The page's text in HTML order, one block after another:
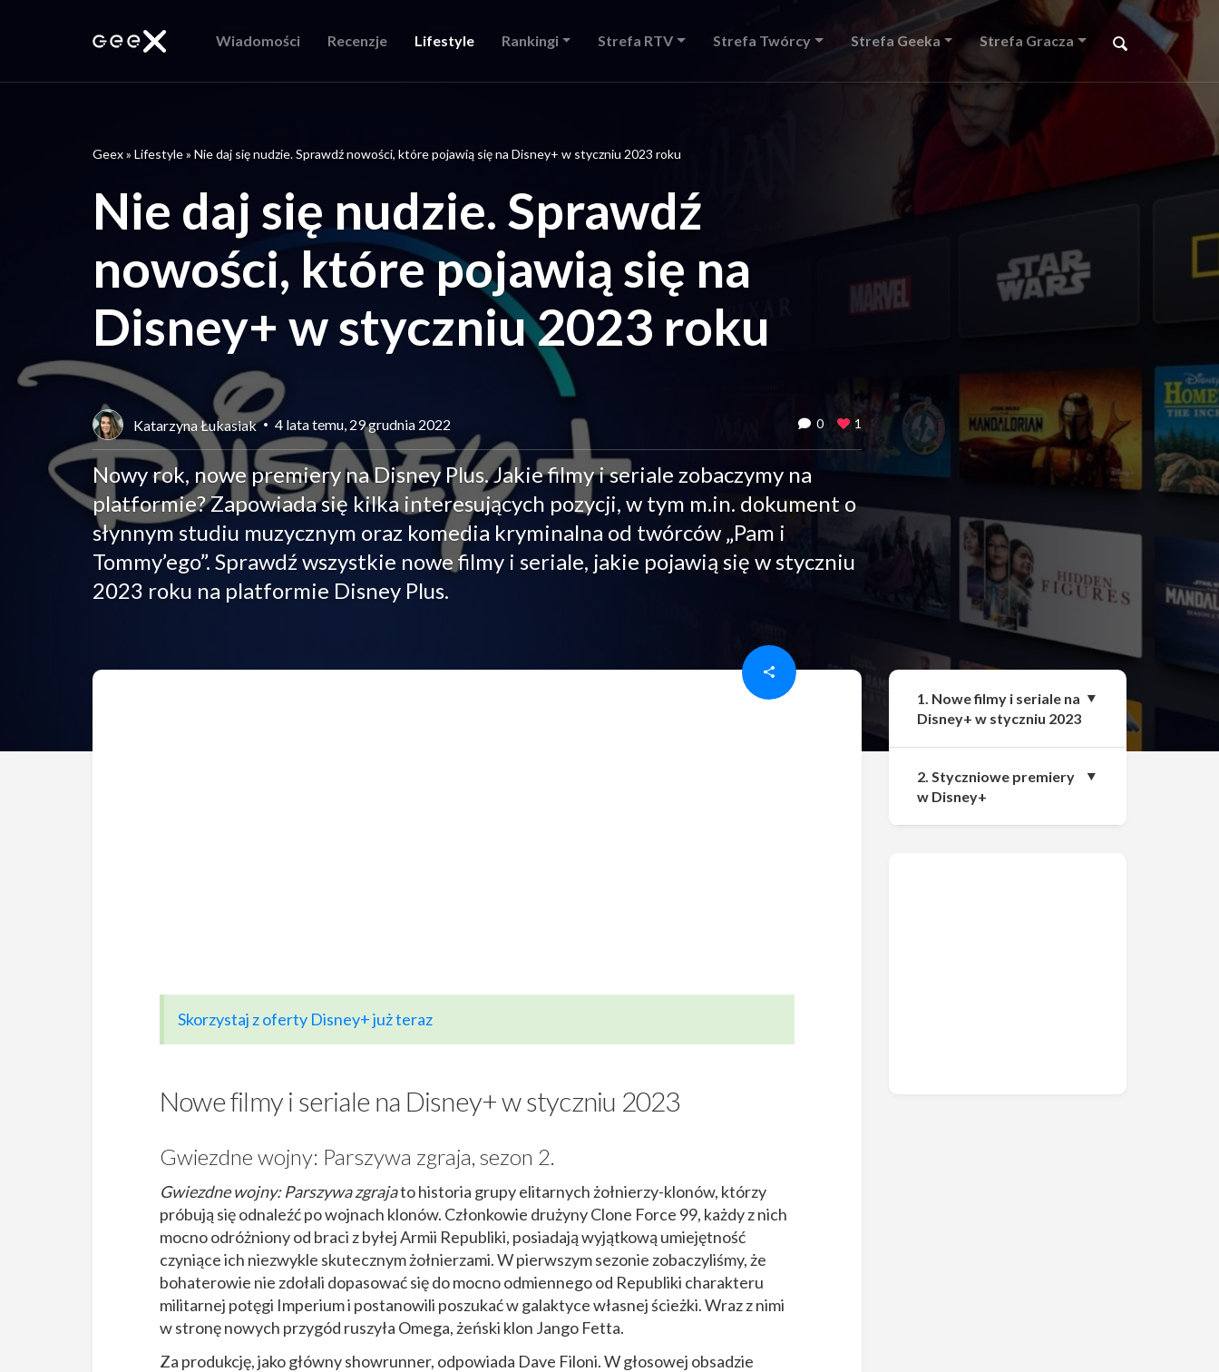
Wiadomości Recenzje Lifestyle Rankingi Strefa RTV Strefa Twórcy Strefa Geeka Strefa Gracza
Geex» Lifestyle» Nie daj się nudzie. Sprawdź nowości, które pojawią się na Disney+ w styczniu 2023 roku
Nie daj się nudzie. Sprawdź
nowości, które pojawią się na
Disney+ w styczniu 2023 roku
Katarzyna Łukasiak 4 lata temu, 29 grudnia 2022 0 1
Nowy rok, nowe premiery na Disney Plus. Jakie filmy i seriale zobaczymy na
platformie? Zapowiada się kilka interesujących pozycji, w tym m.in. dokument o
słynnym studiu muzycznym oraz komedia kryminalna od twórców „Pam i
Tommy’ego”. Sprawdź wszystkie nowe filmy i seriale, jakie pojawią się w styczniu
2023 roku na platformie Disney Plus.
Udostępnij
Skorzystaj z oferty Disney+ już teraz
Nowe filmy i seriale na Disney+ w styczniu 2023
Gwiezdne wojny: Parszywa zgraja, sezon 2.
Gwiezdne wojny: Parszywa zgrajato historia grupy elitarnych żołnierzy-klonów, którzy
próbują się odnaleźć po wojnach klonów. Członkowie drużyny Clone Force 99, każdy z nich
mocno odróżniony od braci z byłej Armii Republiki, posiadają wyjątkową umiejętność
czyniące ich niezwykle skutecznym żołnierzami. W pierwszym sezonie zobaczyliśmy, że
bohaterowie nie zdołali dopasować się do mocno odmiennego od Republiki charakteru
militarnej potęgi Imperium i postanowili poszukać w galaktyce własnej ścieżki. Wraz z nimi
w stronę nowych przygód ruszyła Omega, żeński klon Jango Fetta.
Za produkcję, jako główny showrunner, odpowiada Dave Filoni. W głosowej obsadzie
1. Nowe filmy i seriale na
Disney+ w styczniu 2023
2. Styczniowe premiery
w Disney+